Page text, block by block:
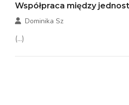
Współpraca między
Dominika Sz
(...)